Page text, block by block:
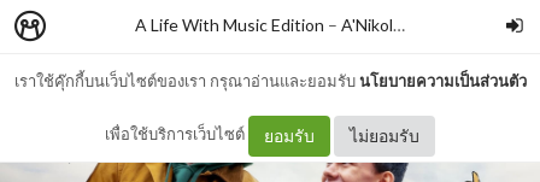
เราใช้คุ๊กกี้บนเว็บไซต์ของเรา กรุณาอ่านและยอมรับนโยบายความเป็นส่วนตัว
เพื่อใช้บริการเว็บไซต์ ยอมรับ ไม่ยอมรับ
A Life With Music Edition – A'Nikolas